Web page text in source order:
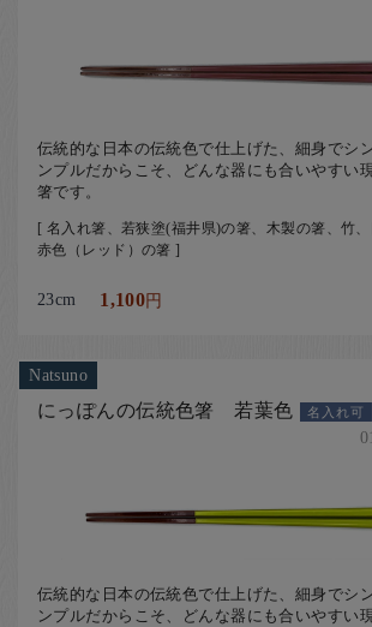
伝統的な日本の伝統色で仕上げた、細身でシ
ンプルだからこそ、どんな器にも合いやすい
箸です。
[ 名入れ箸、若狭塗(福井県)の箸、木製の箸、竹、
赤色（レッド）の箸 ]
23cm 1,100円
Natsuno
にっぽんの伝統色箸 若葉色 名入れ可
伝統的な日本の伝統色で仕上げた、細身でシ
ンプルだからこそ、どんな器にも合いやすい